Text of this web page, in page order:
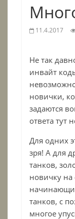
11.4.2017
Не так
инвайт
новички,
задаются
ответа тут
Для одних
зря! А для
танков,
новичку на
танков, с
многое